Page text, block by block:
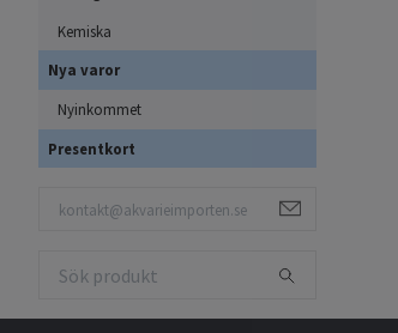
Kemiska
Nya varor
Nyinkommet
Presentkort